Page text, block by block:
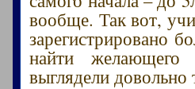
вообще. Так вот,
зарегистрировано
найти желающего
выглядели